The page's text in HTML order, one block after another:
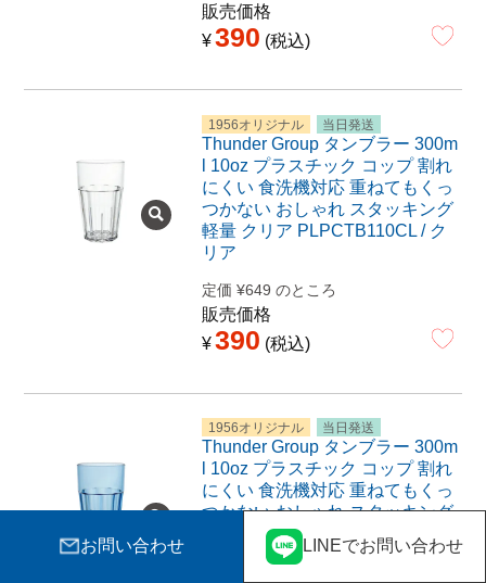
販売価格
¥390 税込
1956オリジナル 当日発送
Thunder Group タンブラー 300m
l 10oz プラスチック コップ 割れ
にくい 食洗機対応 重ねてもくっ
つかない おしゃれ スタッキング
軽量 クリア PLPCTB110CL / ク
リア
定価 ¥649 のところ
販売価格
¥390 税込
1956オリジナル 当日発送
Thunder Group タンブラー 300m
l 10oz プラスチック コップ 割れ
にくい 食洗機対応 重ねてもくっ
つかない おしゃれ スタッキング
軽量 ブルー PLPCTB110BL / ブ
お問い合わせ LINEでお問い合わせ